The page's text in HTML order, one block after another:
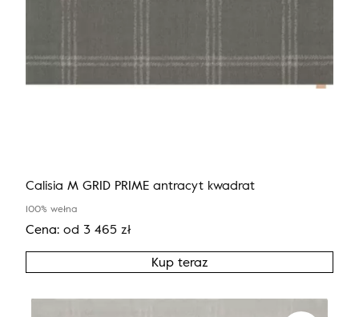
Calisia M GRID PRIME antracyt kwadrat
100% wełna
Cena: od 3 465 zł
Kup teraz